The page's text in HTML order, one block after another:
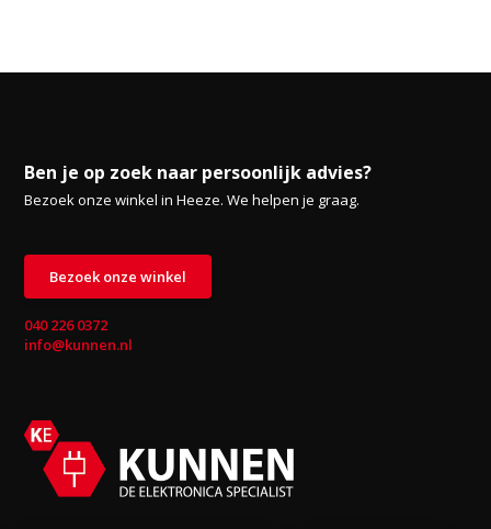
Ben je op zoek naar persoonlijk advies?
Bezoek onze winkel in Heeze. We helpen je graag.
Bezoek onze winkel
040 226 0372
info@kunnen.nl